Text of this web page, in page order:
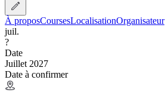
À proposCoursesLocalisationOrganisateur
juil.
?
Date
Juillet 2027
Date à confirmer